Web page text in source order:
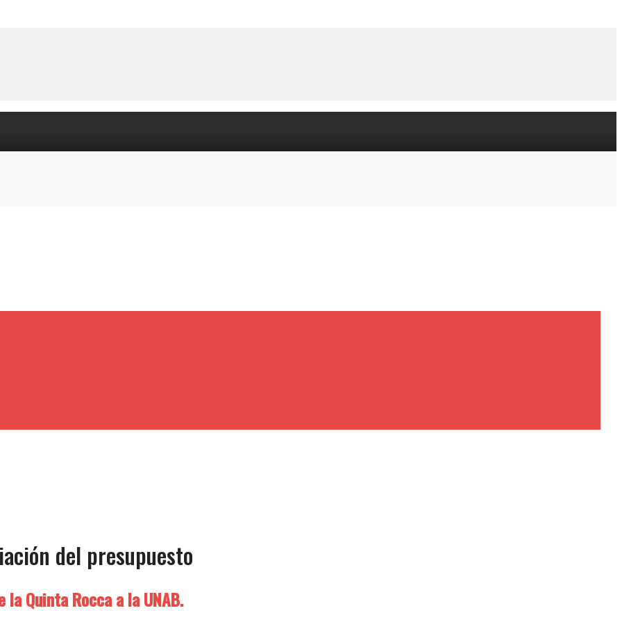
del presupuesto
Quinta Rocca a la UNAB.